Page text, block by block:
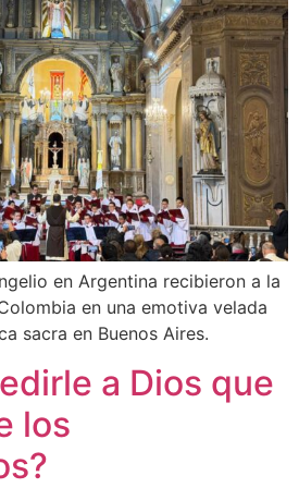
en Argentina recibieron a la
en una emotiva velada
sacra en Buenos Aires.
a Dios que
los